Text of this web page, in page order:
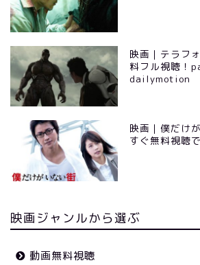
映画｜テラフ
料フル視聴！
dailymotion
映画｜僕だけ
すぐ無料視聴
映画ジャンルから選ぶ
動画無料視聴